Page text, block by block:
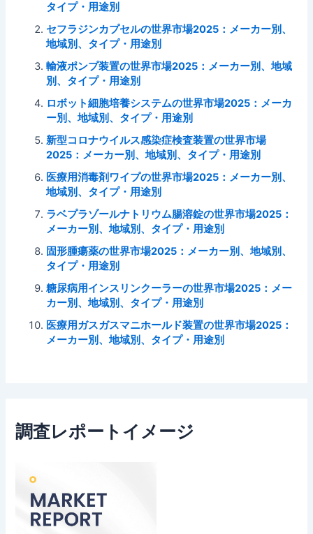
タイプ・用途別
セフラジンカプセルの世界市場2025：メーカー別、
地域別、タイプ・用途別
輸液ポンプ装置の世界市場2025：メーカー別、地域
別、タイプ・用途別
ロボット細胞培養システムの世界市場2025：メーカ
ー別、地域別、タイプ・用途別
新型コロナウイルス感染症検査装置の世界市場
2025：メーカー別、地域別、タイプ・用途別
医療用消毒剤ワイプの世界市場2025：メーカー別、
地域別、タイプ・用途別
ラベプラゾールナトリウム腸溶錠の世界市場2025：
メーカー別、地域別、タイプ・用途別
固形腫瘍薬の世界市場2025：メーカー別、地域別、
タイプ・用途別
糖尿病用インスリンクーラーの世界市場2025：メー
カー別、地域別、タイプ・用途別
医療用ガスガスマニホールド装置の世界市場2025：
メーカー別、地域別、タイプ・用途別
調査レポートイメージ